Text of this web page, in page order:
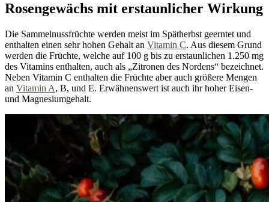
Rosengewächs mit erstaunlicher Wirkung
Die Sammelnussfrüchte werden meist im Spätherbst geerntet und
enthalten einen sehr hohen Gehalt an Vitamin C. Aus diesem Grund
werden die Früchte, welche auf 100 g bis zu erstaunlichen 1.250 mg
des Vitamins enthalten, auch als „Zitronen des Nordens“ bezeichnet.
Neben Vitamin C enthalten die Früchte aber auch größere Mengen
an Vitamin A, B, und E. Erwähnenswert ist auch ihr hoher Eisen-
und Magnesiumgehalt.